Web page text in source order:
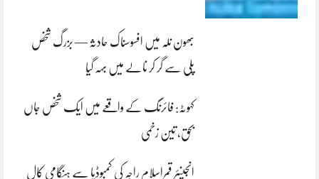
بھون نلہ میں افسوسناک حادثہ — بزرگ شخص
پلی سے گر کر نالے میں بہہ گیا
کہوٹہ: فائرنگ کے واقعے میں ایک شخص جاں
بحق، تین زخمی
انجینئر قمراسلام راجہ کی کمبوڈیا سے ہنگامی کال